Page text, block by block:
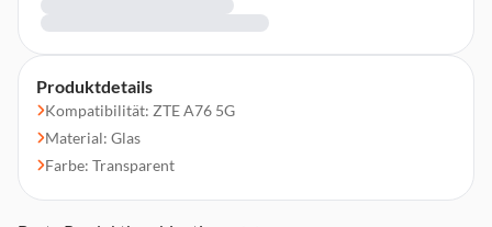
Produktdetails
Kompatibilität: ZTE A76 5G
Material: Glas
Farbe: Transparent